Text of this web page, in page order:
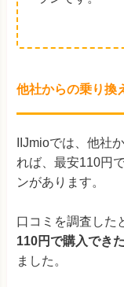
他社からの乗り換
IIJmioでは、他社
れば、最安110円
ンがあります。
口コミを調査した
110円で購入できた
ました。